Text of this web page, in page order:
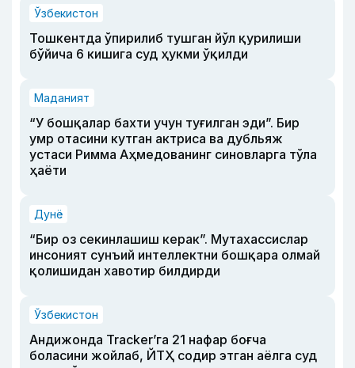
Ўзбекистон
Тошкентда ўпирилиб тушган йўл қурилиши
бўйича 6 кишига суд ҳукми ўқилди
Маданият
“У бошқалар бахти учун туғилган эди”. Бир
умр отасини кутган актриса ва дубльяж
устаси Римма Аҳмедованинг синовларга тўла
ҳаёти
Дунё
“Бир оз секинлашиш керак”. Мутахассислар
инсоният сунъий интеллектни бошқара олмай
қолишидан хавотир билдирди
Ўзбекистон
Андижонда Tracker’га 21 нафар боғча
боласини жойлаб, ЙТҲ содир этган аёлга суд